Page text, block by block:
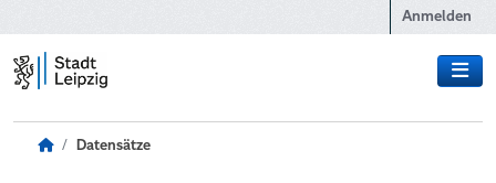
Anmelden
Datensätze